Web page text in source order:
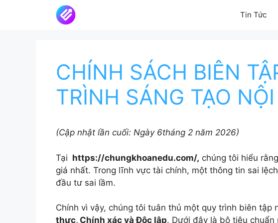
Tin Tức
CHÍNH SÁCH BIÊN
TRÌNH SÁNG TẠO
(Cập nhật lần cuối: Ngày 6tháng 2 năm 2026)
Tại https://chungkhoanedu.com/, chúng tôi hiểu
giá nhất. Trong lĩnh vực tài chính, một thông tin sai
đầu tư sai lầm.
Chính vì vậy, chúng tôi tuân thủ một quy trình biên tập
thực, Chính xác và Độc lập. Dưới đây là bộ tiêu